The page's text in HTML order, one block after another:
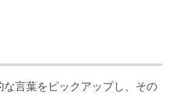
言葉をピックアップし、その